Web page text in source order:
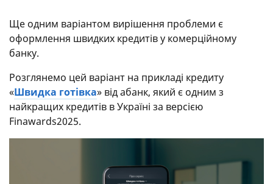
Ще одним варіантом вирішення проблеми є
оформлення швидких кредитів у комерційному
банку.
Розглянемо цей варіант на прикладі кредиту
«Швидка готівка» від абанк, який є одним з
найкращих кредитів в Україні за версією
Finawards2025.